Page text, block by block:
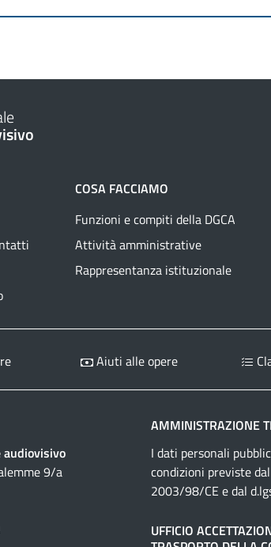
COSA FACCIAMO
Funzioni e compiti della DGCA
Attività amministrative
Rappresentanza istituzionale
Aiuti alle opere
audiovisivo
9/a
AMMINISTRAZIONE
I dati personali
condizioni previste
2003/98/CE e dal
UFFICIO